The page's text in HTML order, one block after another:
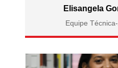
Elisangela
Equipe